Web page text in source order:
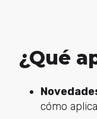
¿Qué
cómo